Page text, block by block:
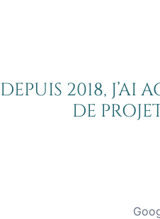
DEPUIS 2018, J’AI
DE